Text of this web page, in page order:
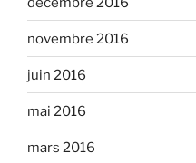
novembre 2016
juin 2016
mai 2016
mars 2016